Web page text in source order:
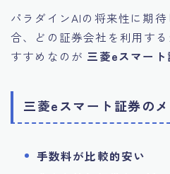
パラダインAIの将来性に期
合、どの証券会社を利用す
すすめなのが 三菱eスマート
三菱eスマート証券の
手数料が比較的安い